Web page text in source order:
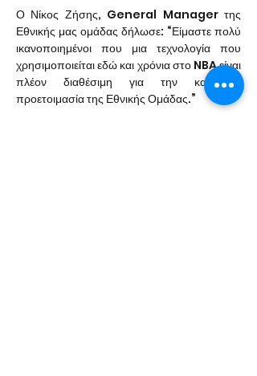
Ο Νίκος Ζήσης, General Manager της
Εθνικής μας ομάδας δήλωσε: “Είμαστε πολύ
ικανοποιημένοι που μια τεχνολογία που
χρησιμοποιείται εδώ και χρόνια στο NBA είναι
πλέον διαθέσιμη για την καλύτερη
προετοιμασία της Εθνικής Ομάδας.”